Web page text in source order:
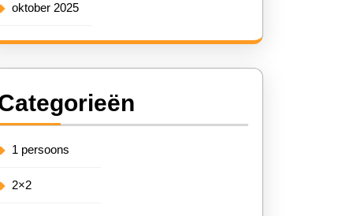
oktober 2025
1 persoons
2×2